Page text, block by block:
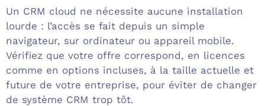
Un CRM cloud ne nécessite aucune installation
lourde : l’accès se fait depuis un simple
navigateur, sur ordinateur ou appareil mobile.
Vérifiez que votre offre correspond, en licences
comme en options incluses, à la taille actuelle et
future de votre entreprise, pour éviter de changer
de système CRM trop tôt.